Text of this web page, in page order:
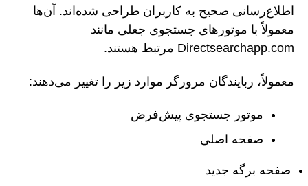
اطلاع‌رسانی صحیح به کاربران طراحی شده‌اند. آن‌ها
معمولاً با موتورهای جستجوی جعلی مانند
Directsearchapp.com مرتبط هستند.
معمولاً، ربایندگان مرورگر موارد زیر را تغییر می‌دهند:
موتور جستجوی پیش‌فرض
صفحه اصلی
صفحه برگه جدید